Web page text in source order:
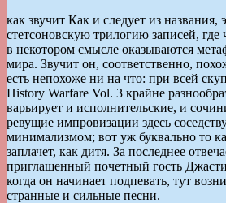
как звучит Как и следует из названия,
стетсоновскую трилогию записей, где
в некотором смысле оказываются
мира. Звучит он, соответственно,
есть непохоже ни на что: при всей
History Warfare Vol. 3 крайне
варьирует и исполнительские, и
ревущие импровизации здесь
минимализмом; вот уж буквально то
заплачет, как дитя. За последнее
приглашенный почетный гость
когда он начинает подпевать, тут
странные и сильные песни.